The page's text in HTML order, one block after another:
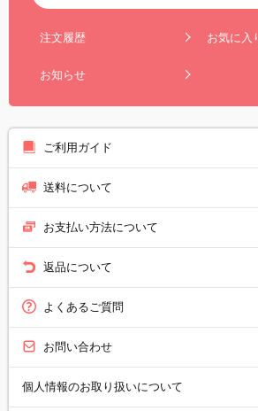
注文履歴 お気に入
お知らせ
ご利用ガイド
送料について
お支払い方法について
返品について
よくあるご質問
お問い合わせ
個人情報のお取り扱いについて